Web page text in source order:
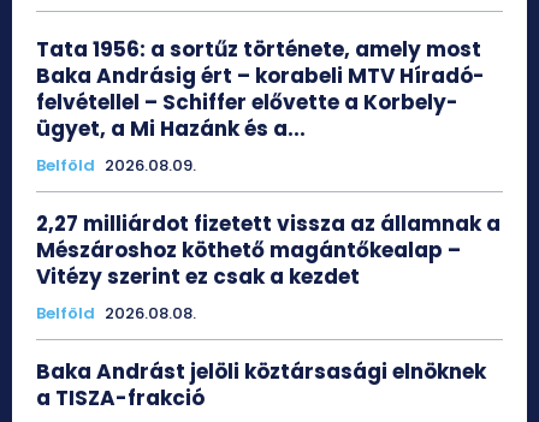
Tata 1956: a sortűz története, amely most
Baka Andrásig ért – korabeli MTV Híradó-
felvétellel – Schiffer elővette a Korbely-
ügyet, a Mi Hazánk és a...
Belföld 2026.08.09.
2,27 milliárdot fizetett vissza az államnak a
Mészároshoz köthető magántőkealap –
Vitézy szerint ez csak a kezdet
Belföld 2026.08.08.
Baka Andrást jelöli köztársasági elnöknek
a TISZA-frakció